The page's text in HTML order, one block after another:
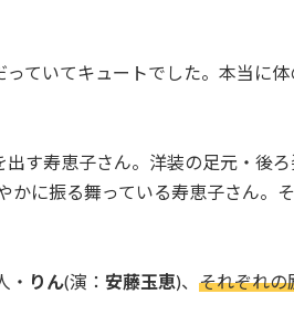
ていてキュートでした。本当に
す寿恵子さん。洋装の足元・後
かに振る舞っている寿恵子さん。
・ りん(演： 安藤玉恵)、 それぞれの